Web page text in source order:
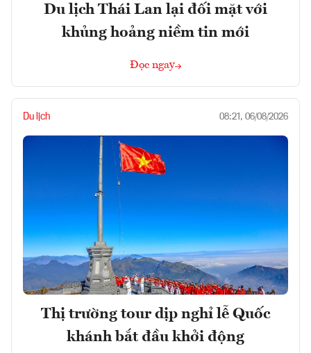
Du lịch Thái Lan lại đối mặt với
khủng hoảng niềm tin mới
Đọc ngay
Du lịch 08:21, 06/08/2026
Thị trường tour dịp nghỉ lễ Quốc
khánh bắt đầu khởi động